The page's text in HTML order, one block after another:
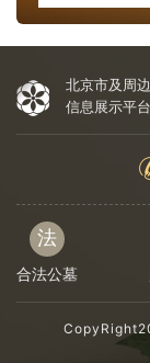
北京市及周
信息展示平台
法
合法公墓